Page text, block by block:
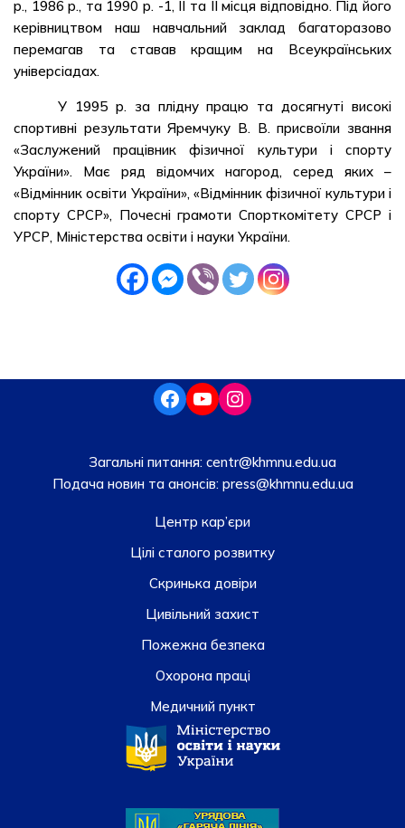
р., 1986 р., та 1990 р. -1, II та II місця відповідно. Під його
керівництвом наш навчальний заклад багаторазово
перемагав та ставав кращим на Всеукраїнських
універсіадах.
У 1995 р. за плідну працю та досягнуті високі
спортивні результати Яремчуку В. В. присвоїли звання
«Заслужений працівник фізичної культури і спорту
України». Має ряд відомчих нагород, серед яких –
«Відмінник освіти України», «Відмінник фізичної культури і
спорту СРСР», Почесні грамоти Спорткомітету СРСР і
УРСР, Міністерства освіти і науки України.
Загальні питання: centr@khmnu.edu.ua
Подача новин та анонсів:press@khmnu.edu.ua
Центр кар’єри
Цілі сталого розвитку
Скринька довiри
Цивільний захист
Пожежна безпека
Охорона праці
Медичний пункт